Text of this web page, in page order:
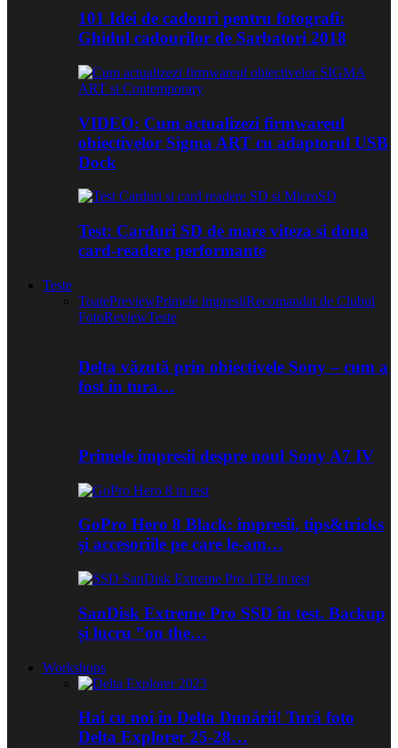
101 Idei de cadouri pentru fotografi:
Ghidul cadourilor de Sarbatori 2018
VIDEO: Cum actualizezi firmwareul
obiectivelor Sigma ART cu adaptorul USB
Dock
Test: Carduri SD de mare viteza si doua
card-readere performante
Teste
ToatePreviewPrimele impresiiRecomandat de Clubul
FotoReviewTeste
Delta văzută prin obiectivele Sony – cum a
fost în tura…
Primele impresii despre noul Sony A7 IV
GoPro Hero 8 Black: impresii, tips&tricks
și accesoriile pe care le-am…
SanDisk Extreme Pro SSD în test. Backup
și lucru ”on the…
Workshops
Hai cu noi în Delta Dunării! Tură foto
Delta Explorer 25-28…